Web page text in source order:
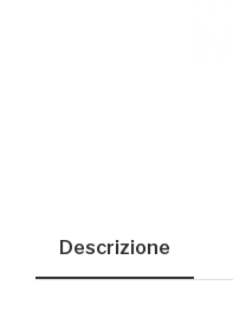
Descrizione